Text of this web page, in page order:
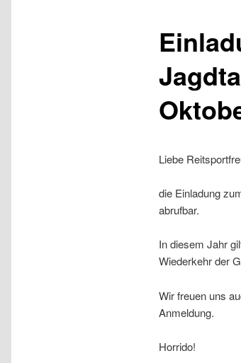
Liebe
die Einladung
abrufbar.
In diesem Jahr
Wiederkehr der
Wir freuen uns
Anmeldung.
Horrido!